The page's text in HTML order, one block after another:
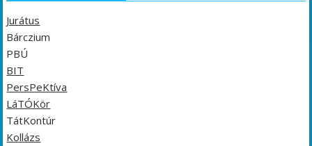
Jurátus
Bárczium
PBÚ
BIT
PersPeKtíva
LáTÓKör
TátKontúr
Kollázs